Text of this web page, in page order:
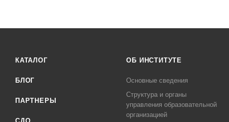
КАТАЛОГ
БЛОГ
ПАРТНЕРЫ
ОБ ИНСТИТУТЕ
Основные сведения
Структура и органы
управления образовательной
организацией